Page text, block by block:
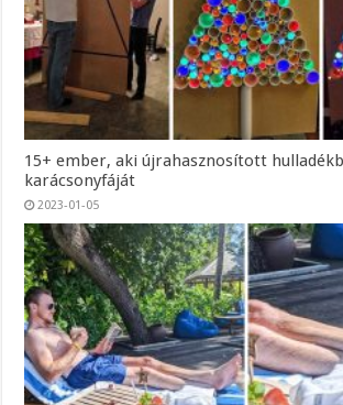
15+ ember, aki újrahasznosított
karácsonyfáját
2023-01-05